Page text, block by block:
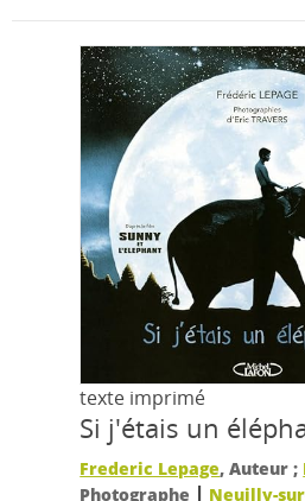
texte imprimé
Si j'étais un
Frederic Lepage, Auteur ;
Photographe | Neuilly-